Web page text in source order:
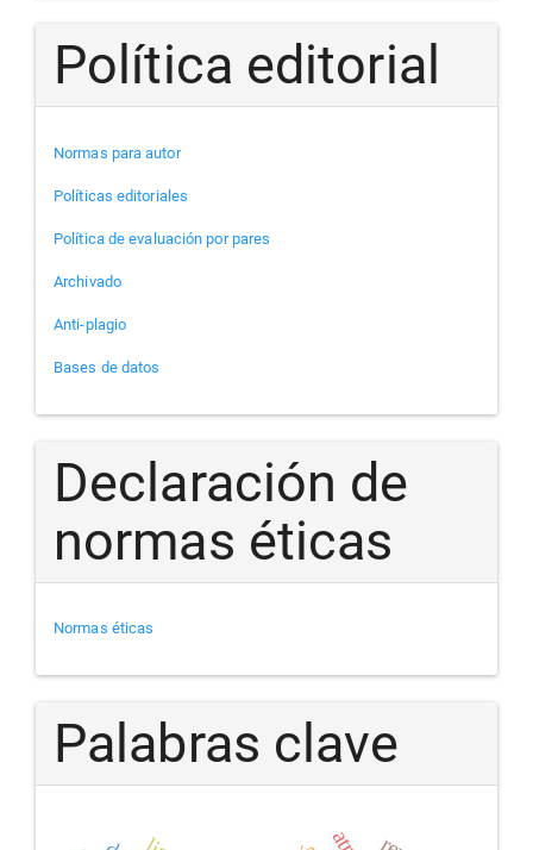
Política editorial
Normas para autor
Políticas editoriales
Política de evaluación por pares
Archivado
Anti-plagio
Bases de datos
Declaración de
normas éticas
Normas éticas
Palabras clave